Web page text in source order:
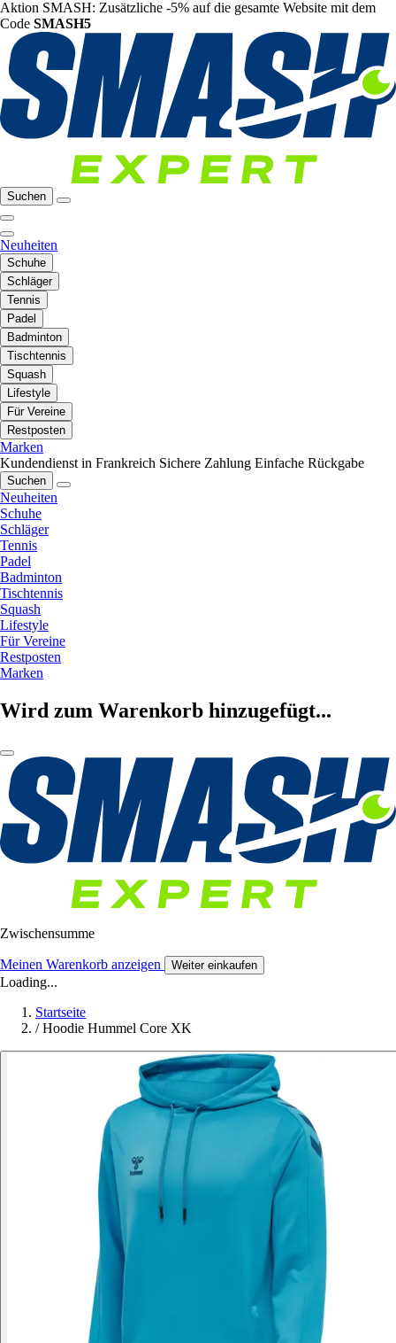
Aktion SMASH: Zusätzliche -5% auf die gesamte Website mit dem
Code SMASH5
Suchen
Neuheiten
Schuhe
Schläger
Tennis
Padel
Badminton
Tischtennis
Squash
Lifestyle
Für Vereine
Restposten
Marken
Kundendienst in Frankreich Sichere Zahlung Einfache Rückgabe
Suchen
Neuheiten
Schuhe
Schläger
Tennis
Padel
Badminton
Tischtennis
Squash
Lifestyle
Für Vereine
Restposten
Marken
Wird zum Warenkorb hinzugefügt...
Zwischensumme
Meinen Warenkorb anzeigen Weiter einkaufen
Loading...
Startseite
/ Hoodie Hummel Core XK